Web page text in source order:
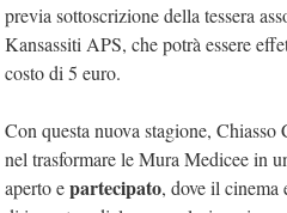
previa sottoscrizione della tessera
Kansassiti APS, che potrà essere
costo di 5 euro.
Con questa nuova stagione,
nel trasformare le Mura Medicee in
aperto epartecipato, dove il cinema